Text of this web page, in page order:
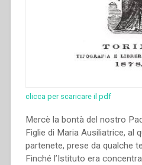
clicca per scaricare il pdf
Mercè la bontà del nostro
Figlie di Maria Ausiliatrice, al
partenete, prese da qualche
Finché l’Istituto era